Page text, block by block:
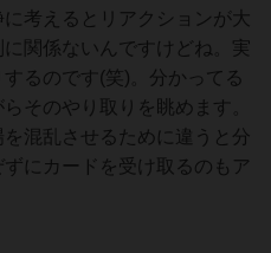
考えるとリアクションが大
関係ないんですけどね。実
るのです(笑)。分かってる
そのやり取りを眺めます。
混乱させるために違うと分
にカードを受け取るのもア